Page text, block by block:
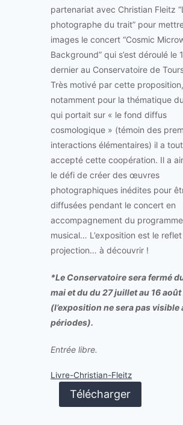
partenariat avec Christian Fleitz
photographe du trait” pour
images le concert “Cosmic
Background” qui s’est déroulé le
dernier au Conservatoire de
Très motivé par cette
notamment pour la thématique
qui portait sur « le fond diffus
cosmologique » (témoin des
interactions élémentaires) il a
accepté cette coopération. Il a
le défi de créer des œuvres
photographiques inédites pour
diffusées pendant le concert en
accompagnement du programme
musical… L’exposition est le
projection… à découvrir !
*Le Conservatoire sera fermé
mai et du du 27 juillet au 16
(l’exposition ne sera pas visible
périodes).
Entrée libre.
Livre-Christian-Fleitz
Télécharger